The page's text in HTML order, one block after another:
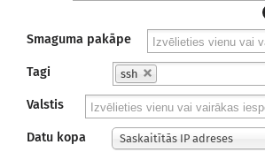
Smaguma pakāpe
Tagi ssh
Valstis
Datu kopa Saskaitītās IP adreses